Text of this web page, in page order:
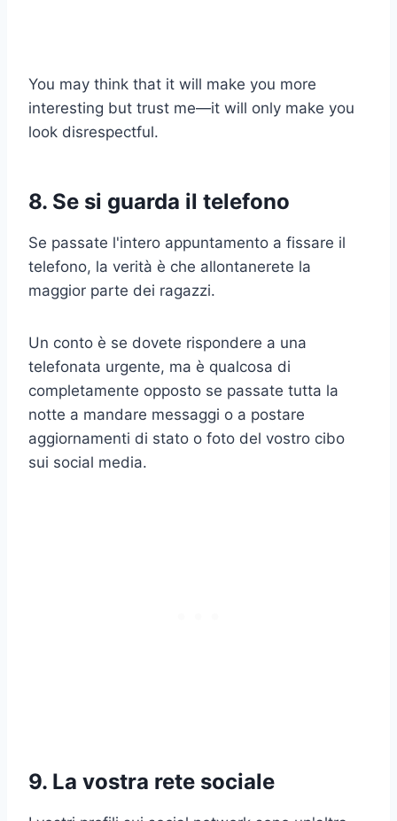
You may think that it will make you more
interesting but trust me—it will only make you
look disrespectful.
8. Se si guarda il telefono
Se passate l'intero appuntamento a fissare il
telefono, la verità è che allontanerete la
maggior parte dei ragazzi.
Un conto è se dovete rispondere a una
telefonata urgente, ma è qualcosa di
completamente opposto se passate tutta la
notte a mandare messaggi o a postare
aggiornamenti di stato o foto del vostro cibo
sui social media.
9. La vostra rete sociale